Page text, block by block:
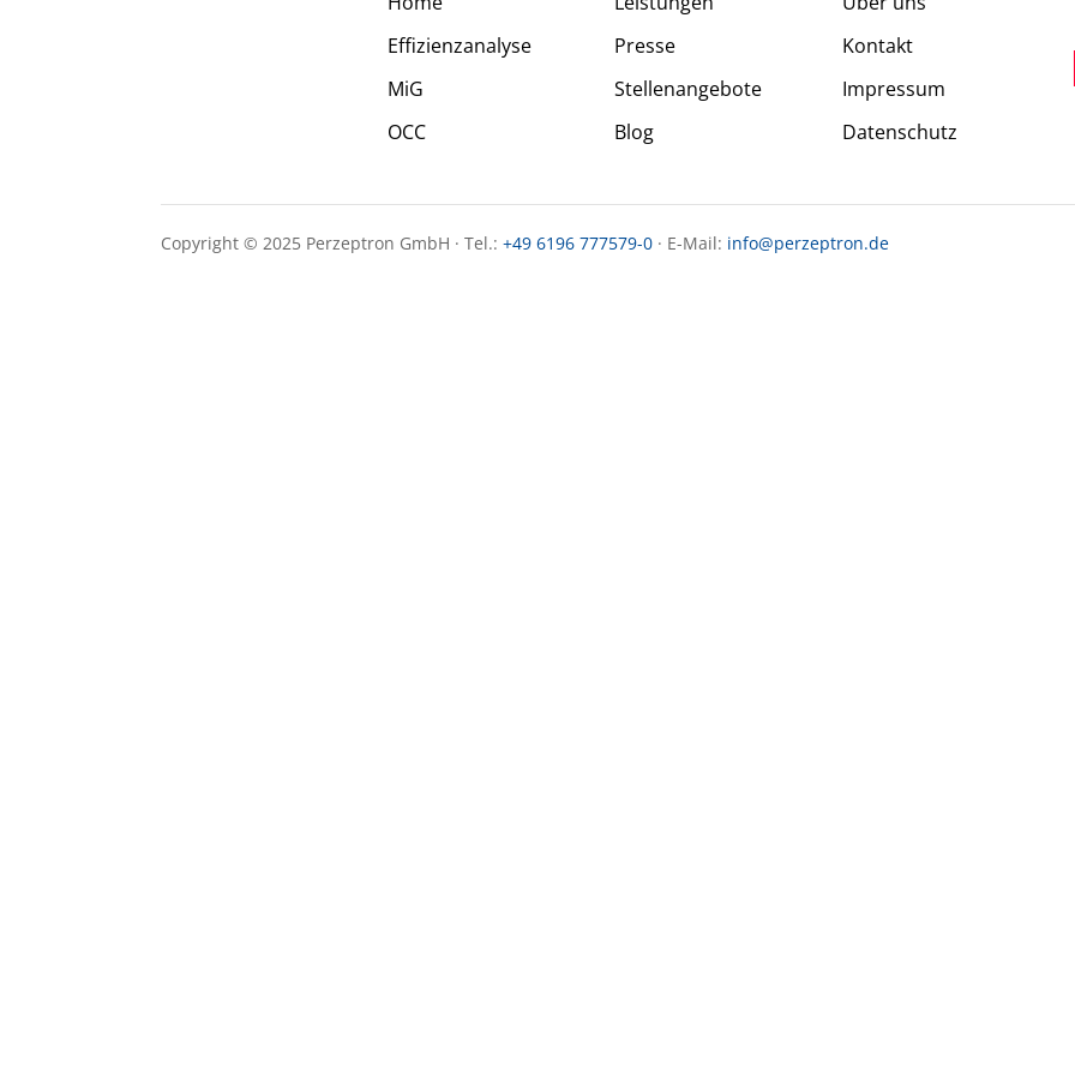
Effizienzanalyse
MiG
OCC
Presse
Stellenangebote
Blog
Kontakt
Impressum
Datenschutz
Copyright © 2025 Perzeptron GmbH · Tel.:+49 6196 777579-0 · E-Mail: info@perzeptron.de